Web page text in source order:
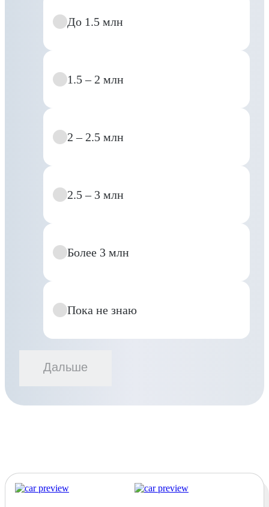
До 1.5 млн
1.5 – 2 млн
2 – 2.5 млн
2.5 – 3 млн
Более 3 млн
Пока не знаю
Дальше